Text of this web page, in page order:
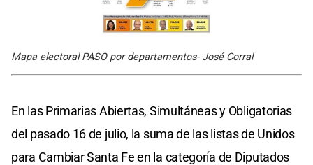
Mapa electoral PASO por departamentos- José Corral
En las Primarias Abiertas, Simultáneas y Obligatorias
del pasado 16 de julio, la suma de las listas de Unidos
para Cambiar Santa Fe en la categoría de Diputados